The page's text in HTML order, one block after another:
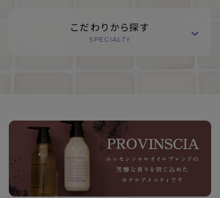
こだわりから探す
SPECIALTY